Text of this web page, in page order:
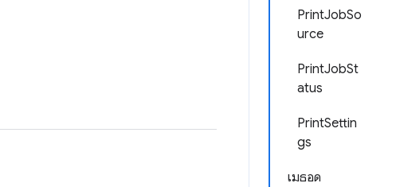
PrintJobSo
urce
PrintJobSt
atus
PrintSettin
gs
เมธอด